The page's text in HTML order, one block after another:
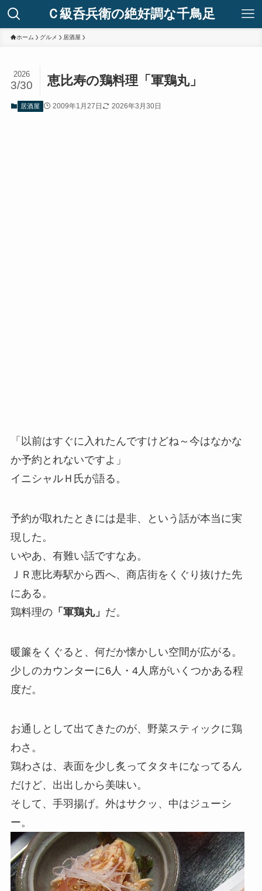
Ｃ級呑兵衛の絶好調な千鳥足
ホーム グルメ 居酒屋
恵比寿の鶏料理「軍鶏丸」
2026
3/30
居酒屋 2009年1月27日 2026年3月30日
「以前はすぐに入れたんですけどね～今はなかな
か予約とれないですよ」
イニシャルＨ氏が語る。
予約が取れたときには是非、という話が本当に実
現した。
いやあ、有難い話ですなあ。
ＪＲ恵比寿駅から西へ、商店街をくぐり抜けた先
にある。
鶏料理の「軍鶏丸」 だ。
暖簾をくぐると、何だか懐かしい空間が広がる。
少しのカウンターに6人・4人席がいくつかある程
度だ。
お通しとして出てきたのが、野菜スティックに鶏
わさ。
鶏わさは、表面を少し炙ってタタキになってるん
だけど、出出しから美味い。
そして、手羽揚げ。外はサクッ、中はジューシ
ー。